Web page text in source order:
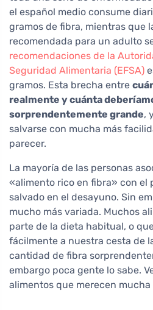
el español medio consume
gramos de fibra, mientras que
recomendada para un adulto
recomendaciones de la
Seguridad Alimentaria (EFSA)
gramos. Esta brecha entre
realmente y cuánta
sorprendentemente grande,
salvarse con mucha más
parecer.
La mayoría de las personas
«alimento rico en fibra» con el
salvado en el desayuno. Sin
mucho más variada. Muchos
parte de la dieta habitual, o
fácilmente a nuestra cesta de
cantidad de fibra
embargo poca gente lo sabe.
alimentos que merecen mucha